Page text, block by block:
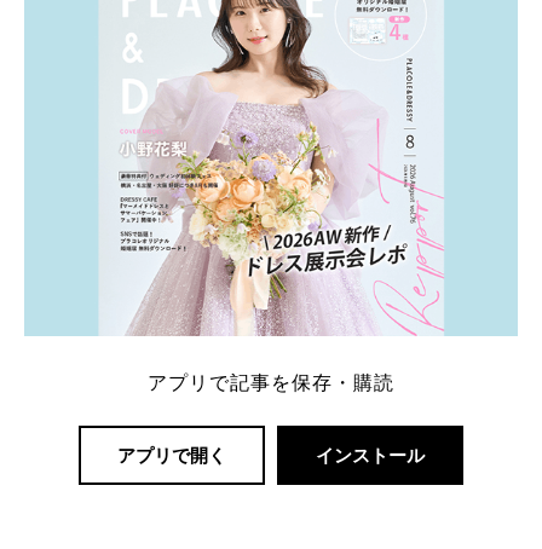
アプリで記事を保存・購読
アプリで開く インストール